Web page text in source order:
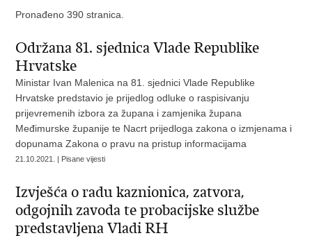
Pronađeno 390 stranica.
Održana 81. sjednica Vlade Republike
Hrvatske
Ministar Ivan Malenica na 81. sjednici Vlade Republike
Hrvatske predstavio je prijedlog odluke o raspisivanju
prijevremenih izbora za župana i zamjenika župana
Međimurske županije te Nacrt prijedloga zakona o izmjenama i
dopunama Zakona o pravu na pristup informacijama
21.10.2021. | Pisane vijesti
Izvješća o radu kaznionica, zatvora,
odgojnih zavoda te probacijske službe
predstavljena Vladi RH